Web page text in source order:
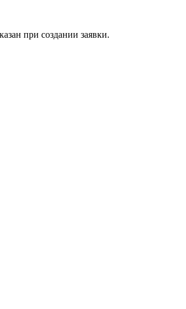
при создании заявки.